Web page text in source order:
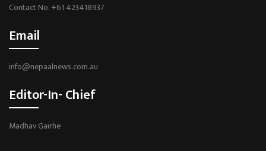
Contact No. +61 423418937
Email
info@nepaalnews.com.au
Editor-In- Chief
Madhav Gairhe